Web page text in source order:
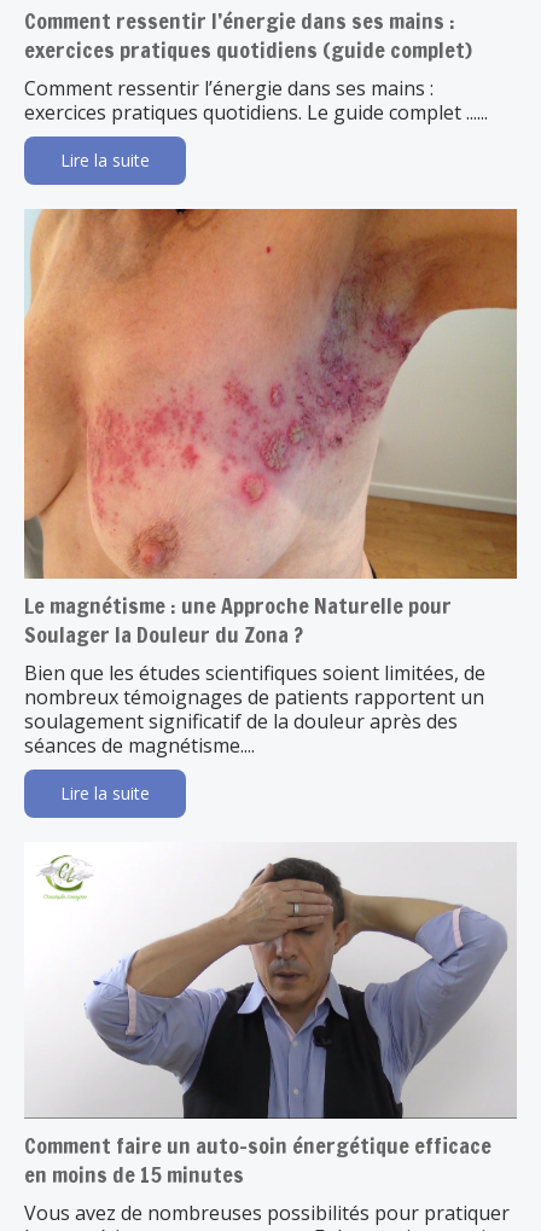
Comment ressentir l’énergie dans ses mains :
exercices pratiques quotidiens (guide complet)
Comment ressentir l’énergie dans ses mains :
exercices pratiques quotidiens. Le guide complet ......
Lire la suite
Le magnétisme : une Approche Naturelle pour
Soulager la Douleur du Zona ?
Bien que les études scientifiques soient limitées, de
nombreux témoignages de patients rapportent un
soulagement significatif de la douleur après des
séances de magnétisme....
Lire la suite
Comment faire un auto-soin énergétique efficace
en moins de 15 minutes
Vous avez de nombreuses possibilités pour pratiquer